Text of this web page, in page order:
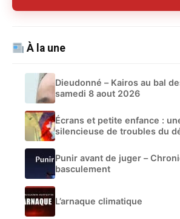
À la une
Dieudonné – Kairos au bal
samedi 8 aout 2026
Écrans et petite enfance :
silencieuse de troubles du
Punir avant de juger –
basculement
L’arnaque climatique